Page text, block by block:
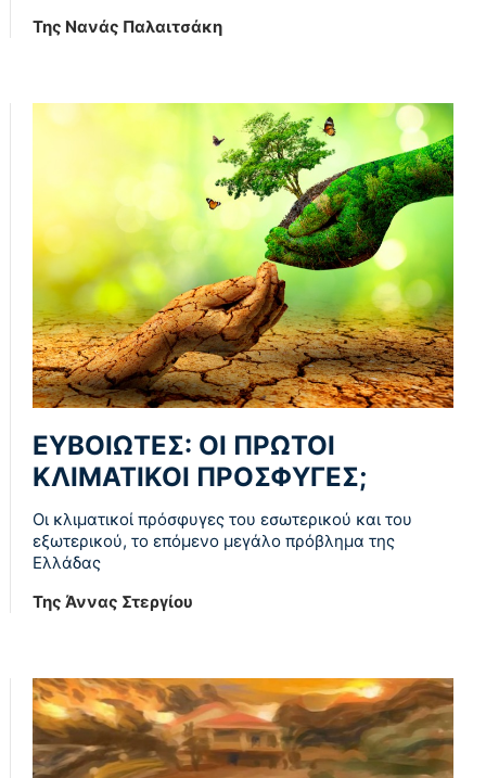
Της Νανάς Παλαιτσάκη
ΕΥΒΟΙΩΤΕΣ: ΟΙ ΠΡΩΤΟΙ
ΚΛΙΜΑΤΙΚΟΙ ΠΡΟΣΦΥΓΕΣ;
Οι κλιματικοί πρόσφυγες του εσωτερικού και του
εξωτερικού, το επόμενο μεγάλο πρόβλημα της
Ελλάδας
Της Άννας Στεργίου